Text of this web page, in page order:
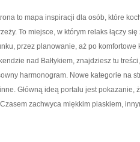
to mapa inspiracji dla osób, które
To miejsce, w którym relaks łączy
przez planowanie, aż po
nad Bałtykiem, znajdziesz tu
harmonogram. Nowe kategorie na
Główną ideą portalu jest pokazanie,
zachwyca miękkim piaskiem,